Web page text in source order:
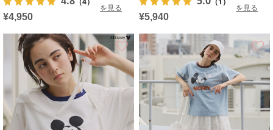
を見る
¥4,950
を見る
¥5,940
お気に入り